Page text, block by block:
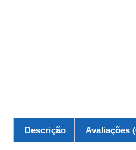
Descrição Avaliações